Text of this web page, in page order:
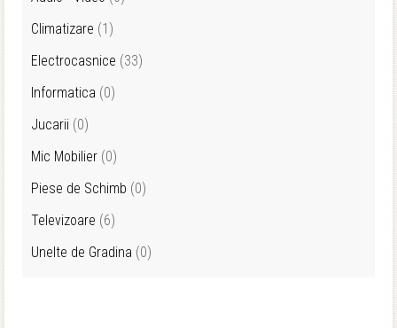
Climatizare (1)
Electrocasnice (33)
Informatica (0)
Jucarii (0)
Mic Mobilier (0)
Piese de Schimb (0)
Televizoare (6)
Unelte de Gradina (0)